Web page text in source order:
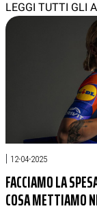
LEGGI TUTTI GLI
| 12-04-2025
FACCIAMO LA
COSA METTIAMO